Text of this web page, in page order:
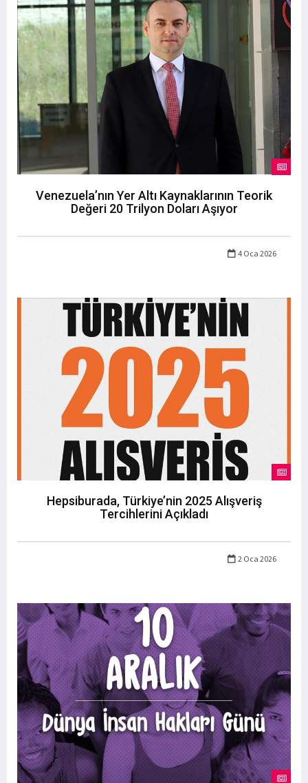
Venezuela’nın Yer Altı Kaynaklarının Teorik
Değeri 20 Trilyon Doları Aşıyor
4 Oca 2026
Hepsiburada, Türkiye’nin 2025 Alışveriş
Tercihlerini Açıkladı
2 Oca 2026